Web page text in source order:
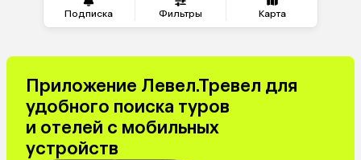
Подписка Фильтры Карта
Приложение Левел.Тревел для
удобного поиска туров
и отелей с мобильных
устройств